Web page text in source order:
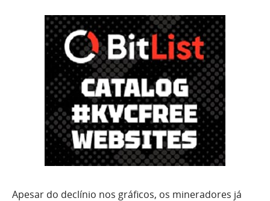
Apesar do declínio nos gráficos, os mineradores já